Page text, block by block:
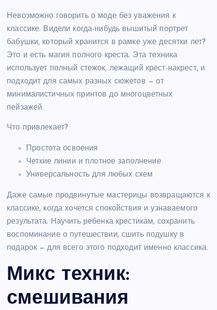
Невозможно говорить о моде без уважения к
классике. Видели когда-нибудь вышитый портрет
бабушки, который хранится в рамке уже десятки лет?
Это и есть магия полного креста. Эта техника
использует полный стежок, лежащий крест-накрест, и
подходит для самых разных сюжетов — от
минималистичных принтов до многоцветных
пейзажей.
Что привлекает?
Простота освоения
Четкие линии и плотное заполнение
Универсальность для любых схем
Даже самые продвинутые мастерицы возвращаются к
классике, когда хочется спокойствия и узнаваемого
результата. Научить ребенка крестикам, сохранить
воспоминание о путешествии, сшить подушку в
подарок — для всего этого подходит именно классика.
Микс техник:
смешивания